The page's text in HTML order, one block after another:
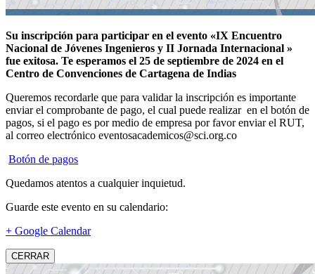
Su inscripción para participar en el evento «IX Encuentro
Nacional de Jóvenes Ingenieros y II Jornada Internacional »
fue exitosa. Te esperamos el 25 de septiembre de 2024 en el
Centro de Convenciones de Cartagena de Indias
Queremos recordarle que para validar la inscripción es importante
enviar el comprobante de pago, el cual puede realizar en el botón de
pagos, si el pago es por medio de empresa por favor enviar el RUT,
al correo electrónico eventosacademicos@sci.org.co
Botón de pagos
Quedamos atentos a cualquier inquietud.
Guarde este evento en su calendario:
+ Google Calendar
CERRAR